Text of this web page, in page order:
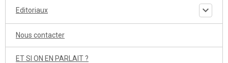
Editoriaux
Nous contacter
ET SI ON EN PARLAIT ?